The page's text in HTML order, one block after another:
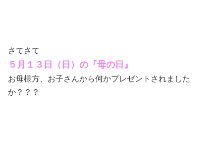
さてさて
５月１３日（日）の『母の日』
お母様方、お子さんから何かプレゼントされました
か？？？